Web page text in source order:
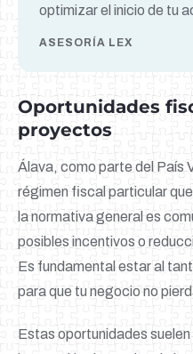
optimizar el inicio de tu
ASESORÍA LEX
Oportunidades
proyectos
Álava, como parte del País
régimen fiscal particular
la normativa general es
posibles incentivos o
Es fundamental estar al
para que tu negocio no
Estas oportunidades